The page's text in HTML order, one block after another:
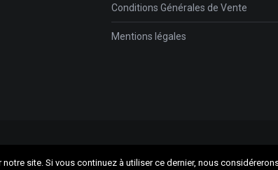
Conditions Générales de Vente
Mentions légales
site. Si vous continuez à utiliser ce dernier, nous